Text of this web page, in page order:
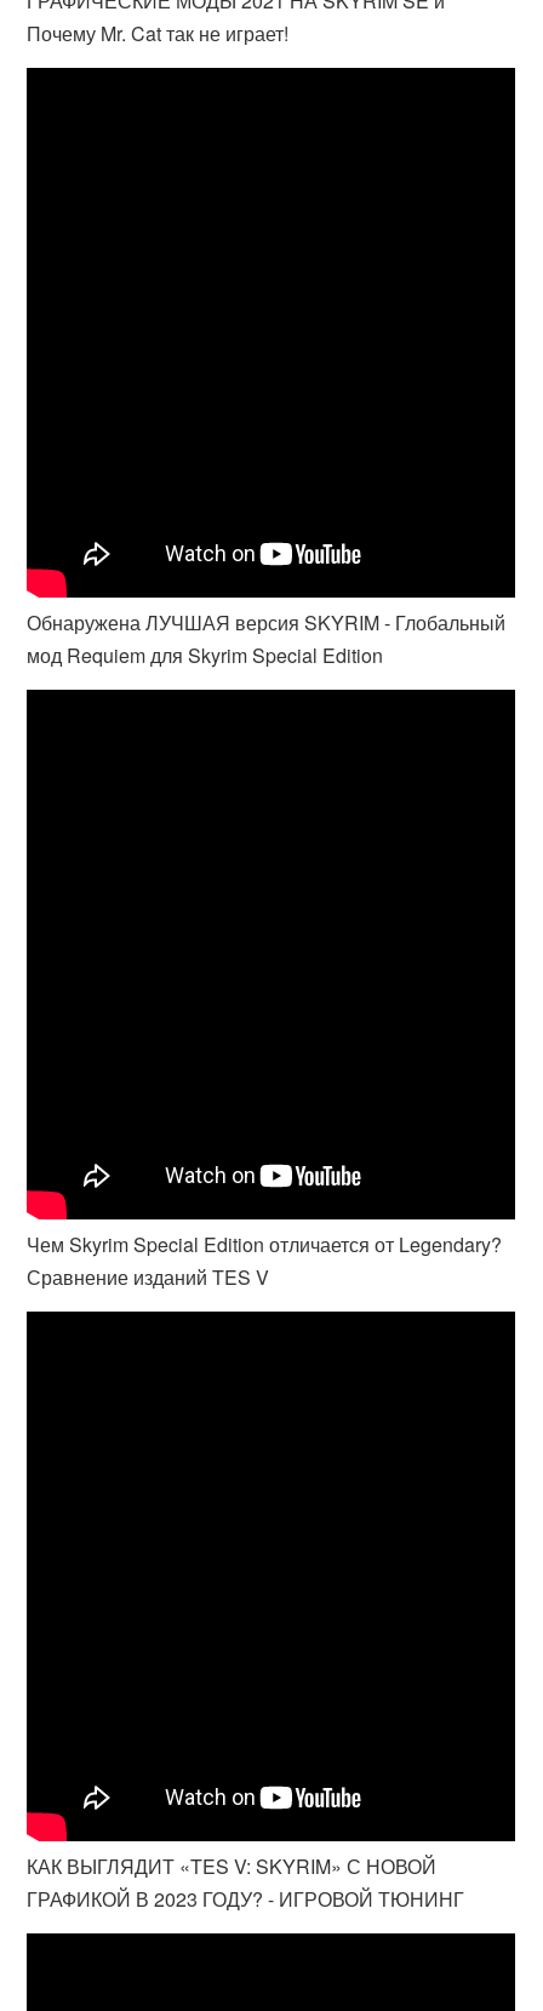
Почему Mr. Cat так не играет!
Обнаружена ЛУЧШАЯ версия SKYRIM - Глобальный
мод Requiem для Skyrim Special Edition
Чем Skyrim Special Edition отличается от Legendary?
Сравнение изданий TES V
КАК ВЫГЛЯДИТ «TES V: SKYRIM» С НОВОЙ
ГРАФИКОЙ В 2023 ГОДУ? - ИГРОВОЙ ТЮНИНГ